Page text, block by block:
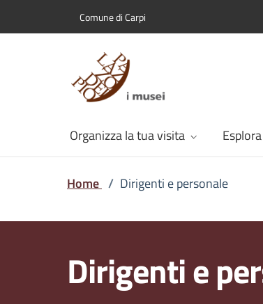
Comune di Carpi
Organizza la tua visita
Home / Dirigenti e personale
Dirigenti e